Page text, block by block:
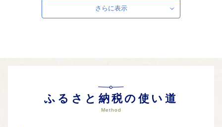
え）【6つの発祥地】①神仏習合 ②神輿 ③放生会 ④万年
青 ⑤からあげ専門店 ⑥グリーンツーリズム
個人情報の保護は遷移先サイトの方針に従います。
さらに表示
ふるさと納税の使い道
Method